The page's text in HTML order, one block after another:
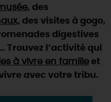
VISITES
ACTIVITÉS
etproducteurs
éviter la chaleur 🥵
des animaux 🐎
de la Faïencerie de
!
HANDICAP
DÉPLACER
, des
, des visites à gogo,
digestives
Trouvez l’activité qui
à vivre en famille et
avec votre tribu.